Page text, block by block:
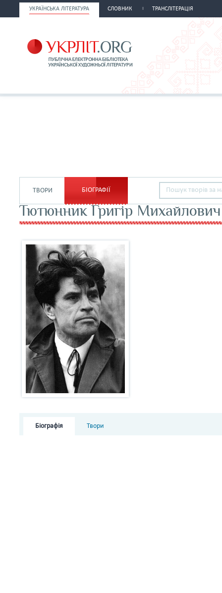
УКРАЇНСЬКА ЛІТЕРАТУРА СЛОВНИК ТРАНСЛІТЕРАЦІЯ
ТВОРИ БІОГРАФІЇ
Тютюнник Григір Михайлович
Біографія Твори